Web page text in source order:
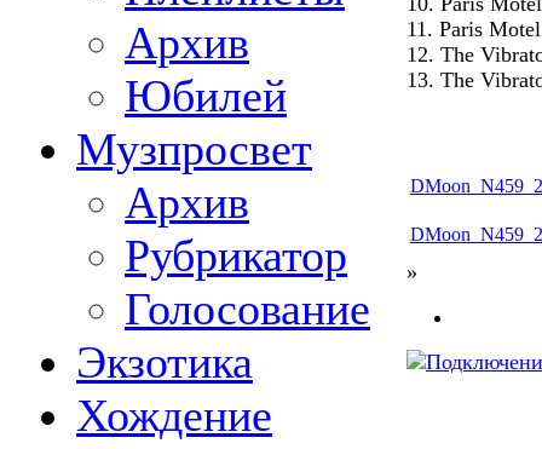
Архив
Юбилей
Музпросвет
Архив
Рубрикатор
Голосование
Экзотика
Хождение
11. Paris
12. The
13. The
»